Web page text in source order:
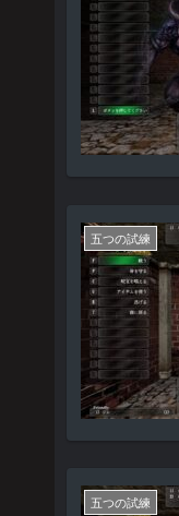
五つの試練
五つの試練